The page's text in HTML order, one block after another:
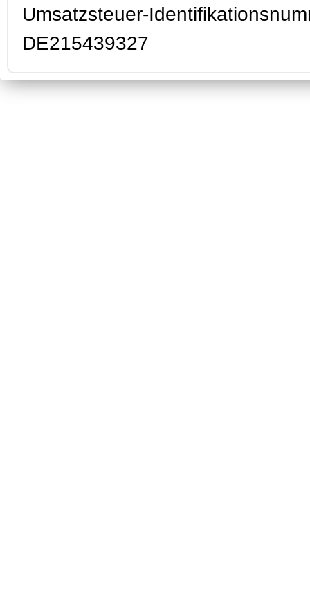
Umsatzsteuer-
DE215439327